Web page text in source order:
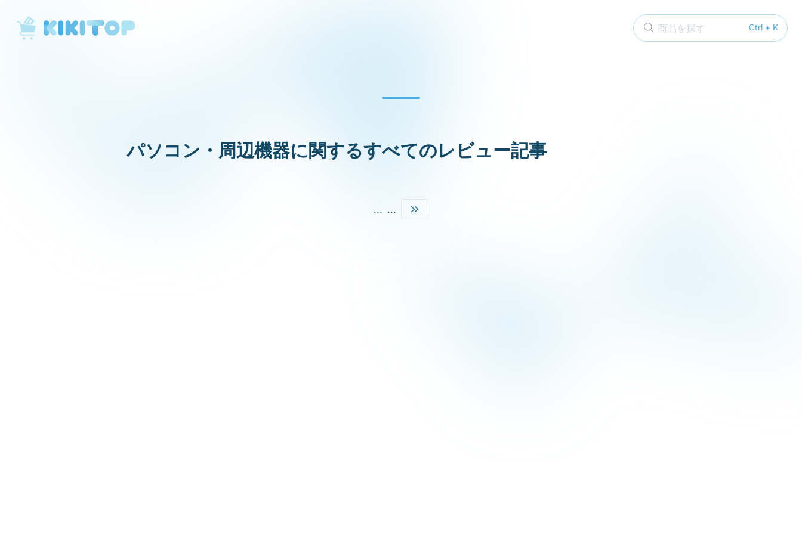
KikiTop Ctrl + K
商品を探す
パソコン・周辺機器に関するすべてのレビュー記事
... ...